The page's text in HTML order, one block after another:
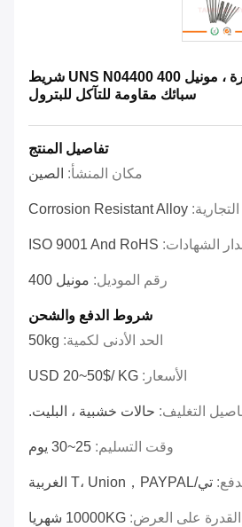
سبائك عالية الحرارة ، مونيل 400 UNS N04400 شريط
سبائك مقاومة للتآكل للبترول
تفاصيل المنتج
مكان المنشأ: الصين
Corrosion Resistant Alloy
الشهادات: ISO 9001 And RoHS
رقم الموديل: مونيل 400
شروط الدفع والشحن
الحد الأدنى لكمية: 50kg
الأسعار: USD 20~50$/ KG
التغليف: حالات خشبية ، البليت.
وقت التسليم: 25~30 يوم
تي/T، Union，PAYPAL الغربية
القدرة على العرض: 10000KG شهريا